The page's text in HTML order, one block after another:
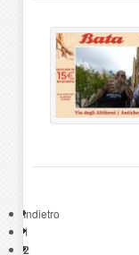
Indietro
1
2